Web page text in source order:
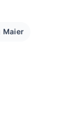
Maier